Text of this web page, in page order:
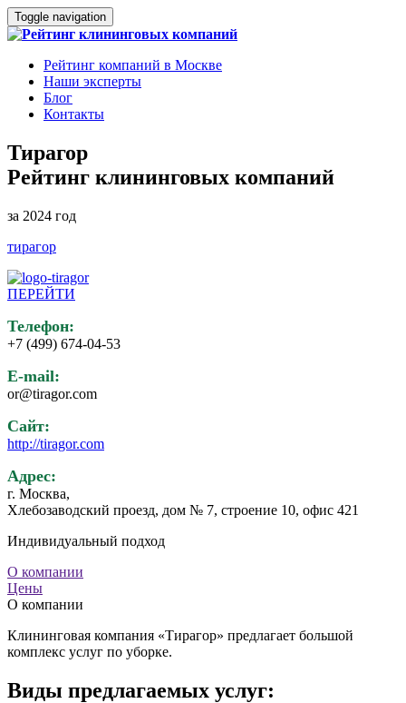
Toggle navigation
Рейтинг компаний в Москве
Наши эксперты
Блог
Контакты
Тирагор
Рейтинг клининговых компаний
за 2024 год
тирагор
ПЕРЕЙТИ
Телефон:
+7 (499) 674-04-53
E-mail:
or@tiragor.com
Сайт:
http://tiragor.com
Адрес:
г. Москва,
Хлебозаводский проезд, дом № 7, строение 10, офис 421
Индивидуальный подход
О компании
Цены
О компании
Клининговая компания «Тирагор» предлагает большой
комплекс услуг по уборке.
Виды предлагаемых услуг: